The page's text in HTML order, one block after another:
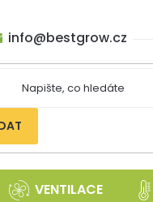
info@bestgrow.cz
VENTILACE